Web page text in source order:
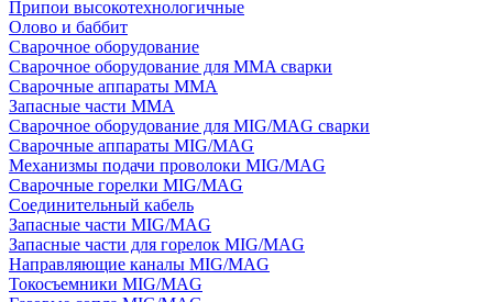
Припои высокотехнологичные
Олово и баббит
Сварочное оборудование
Сварочное оборудование для MMA сварки
Сварочные аппараты MMA
Запасные части MMA
Сварочное оборудование для MIG/MAG сварки
Сварочные аппараты MIG/MAG
Механизмы подачи проволоки MIG/MAG
Сварочные горелки MIG/MAG
Соединительный кабель
Запасные части MIG/MAG
Запасные части для горелок MIG/MAG
Направляющие каналы MIG/MAG
Токосъемники MIG/MAG